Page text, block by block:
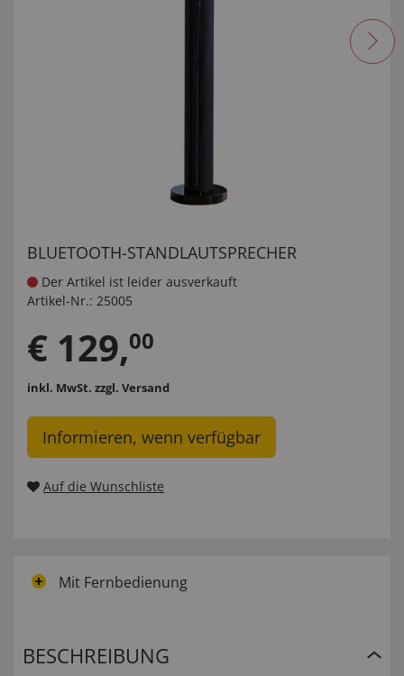
BLUETOOTH-STANDLAUTSPRECHER
Der Artikel ist leider ausverkauft
Artikel-Nr.: 25005
€ 129,00
inkl. MwSt. zzgl. Versand
Informieren, wenn verfügbar
Auf die Wunschliste
Mit Fernbedienung
BESCHREIBUNG